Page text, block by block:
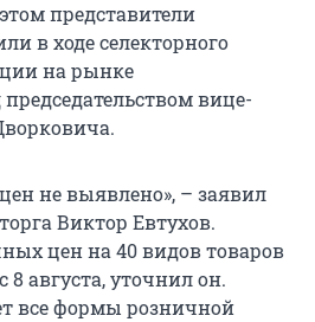
представители
в ходе селекторного
на рынке
вице-
не выявлено», – заявил
Виктор Евтухов.
цен на 40 видов товаров
8 августа, уточнил он.
все формы розничной